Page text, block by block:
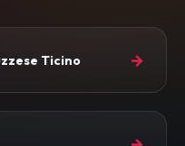
Ticino →